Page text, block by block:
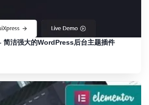
洁强大的WordPress后台主题插件